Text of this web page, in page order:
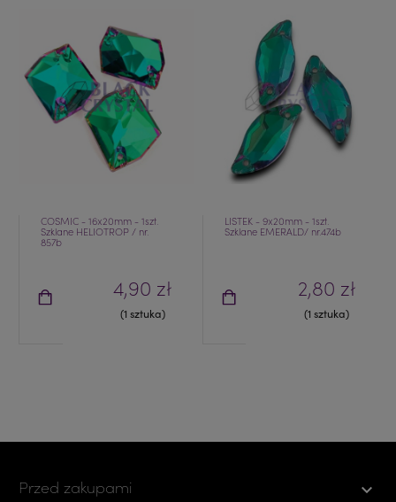
COSMIC - 16x20mm - 1szt.
Szklane HELIOTROP / nr.
857b
4,90 zł
(1 sztuka)
LISTEK - 9x20mm - 1szt.
Szklane EMERALD/ nr.474b
2,80 zł
(1 sztuka)
Przed zakupami 